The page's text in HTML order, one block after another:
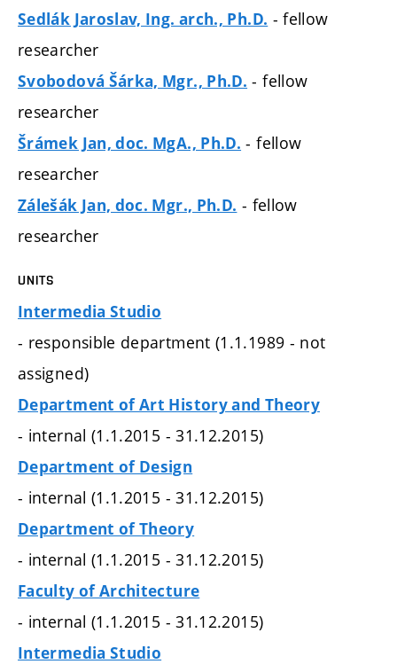
Sedlák Jaroslav, Ing. arch., Ph.D. - fellow
researcher
Svobodová Šárka, Mgr., Ph.D. - fellow
researcher
Šrámek Jan, doc. MgA., Ph.D. - fellow
researcher
Zálešák Jan, doc. Mgr., Ph.D. - fellow
researcher
UNITS
Intermedia Studio
- responsible department (1.1.1989 - not
assigned)
Department of Art History and Theory
- internal (1.1.2015 - 31.12.2015)
Department of Design
- internal (1.1.2015 - 31.12.2015)
Department of Theory
- internal (1.1.2015 - 31.12.2015)
Faculty of Architecture
- internal (1.1.2015 - 31.12.2015)
Intermedia Studio